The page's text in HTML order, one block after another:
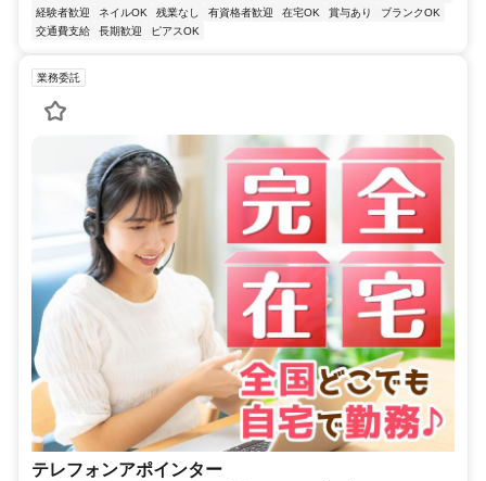
経験者歓迎 ネイルOK 残業なし 有資格者歓迎 在宅OK 賞与あり
ブランクOK
交通費支給
長期歓迎 ピアスOK
業務委託
テレフォンアポインター